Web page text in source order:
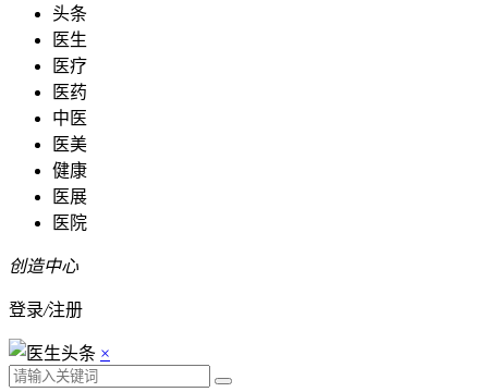
头条
医生
医疗
医药
中医
医美
健康
医展
医院
创造中心
登录/注册
×